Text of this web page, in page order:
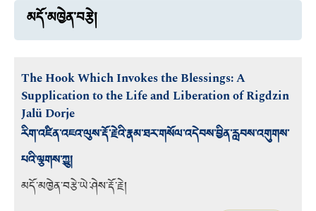
མདོ་མཁྱེན་བརྩེ།
The Hook Which Invokes the Blessings: A
Supplication to the Life and Liberation of Rigdzin
Jalü Dorje
རིག་འཛིན་འཇའ་ལུས་རྡོ་རྗེའི་རྣམ་ཐར་གསོལ་འདེབས་བྱིན་རླབས་འགུགས་
པའི་ལྕགས་ཀྱུ།
མདོ་མཁྱེན་བརྩེ་ཡེ་ཤེས་རྡོ་རྗེ།